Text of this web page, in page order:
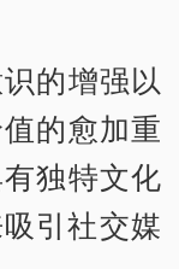
的增强以
的愈加重
独特文化
引社交媒